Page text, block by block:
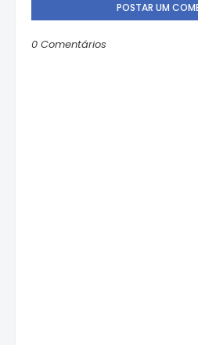
POSTAR UM
0 Comentários